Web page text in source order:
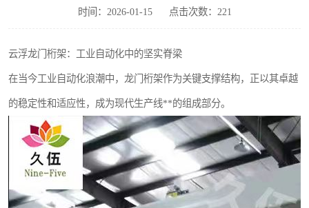
时间：2026-01-15 点击次数：221
云浮龙门桁架：工业自动化中的坚实脊梁
在当今工业自动化浪潮中，龙门桁架作为关键支撑结构，正以其卓越
的稳定性和适应性，成为现代生产线**的组成部分。
机器人机械手